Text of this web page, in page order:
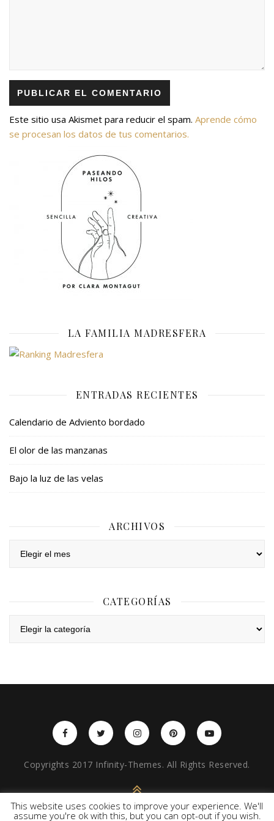
Este sitio usa Akismet para reducir el spam. Aprende cómo
se procesan los datos de tus comentarios.
LA FAMILIA MADRESFERA
ENTRADAS RECIENTES
Calendario de Adviento bordado
El olor de las manzanas
Bajo la luz de las velas
ARCHIVOS
CATEGORÍAS
Copyrights 2017 Infinity-Themes. All Rights Reserved.
BACK TO TOP
This website uses cookies to improve your experience. We'll
assume you're ok with this, but you can opt-out if you wish.